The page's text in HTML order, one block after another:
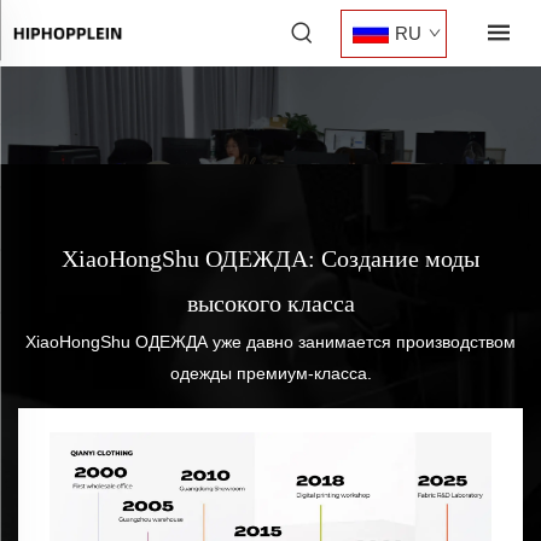
RU
XiaoHongShu ОДЕЖДА: Создание моды
высокого класса
XiaoHongShu ОДЕЖДА уже давно занимается производством
одежды премиум-класса.